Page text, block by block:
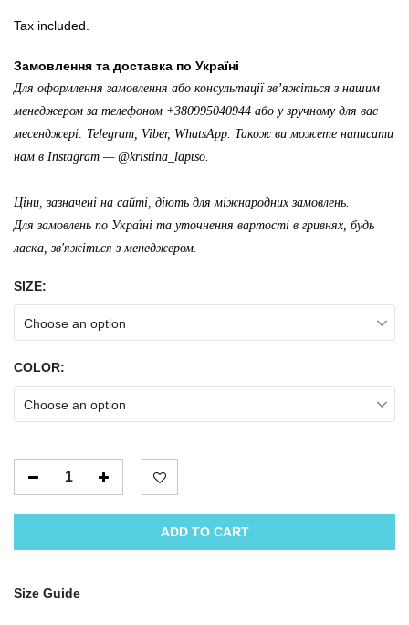
Tax included.
Замовлення та доставка по Україні
Для оформлення замовлення або консультації зв’яжіться з нашим
менеджером за телефоном +380995040944 або у зручному для вас
месенджері: Telegram, Viber, WhatsApp. Також ви можете написати
нам в Instagram — @kristina_laptso.
Ціни, зазначені на сайті, діють для міжнародних замовлень.
Для замовлень по Україні та уточнення вартості в гривнях, будь
ласка, зв'яжіться з менеджером.
SIZE:
Choose an option
COLOR:
Choose an option
ADD TO CART
Size Guide